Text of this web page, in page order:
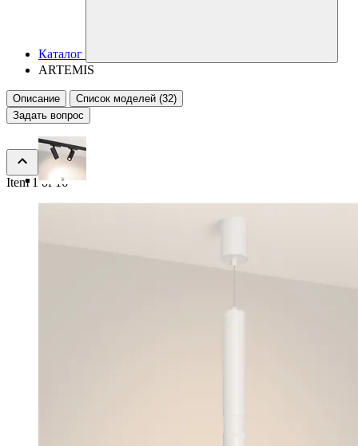
Каталог
ARTEMIS
Описание
Список моделей (32)
Задать вопрос
Item 1 of 16